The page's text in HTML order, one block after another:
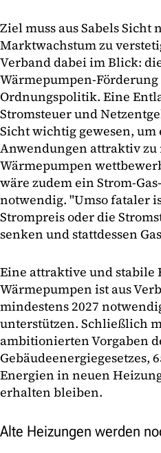
Ziel muss aus Sabels Sicht
Marktwachstum zu
Verband dabei im Blick:
Wärmepumpen-Förderung
Ordnungspolitik. Eine
Stromsteuer und
Sicht wichtig gewesen,
Anwendungen attraktiv zu
Wärmepumpen
wäre zudem ein Strom-
notwendig. "Umso fataler
Strompreis oder die
senken und stattdessen
Eine attraktive und stabile
Wärmepumpen ist aus
mindestens 2027
unterstützen. Schließlich
ambitionierten Vorgaben
Gebäudeenergiegesetzes,
Energien in neuen
erhalten bleiben.
Alte Heizungen werden